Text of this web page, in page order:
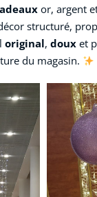
or, argent
structuré,
original, doux et
du magasin.